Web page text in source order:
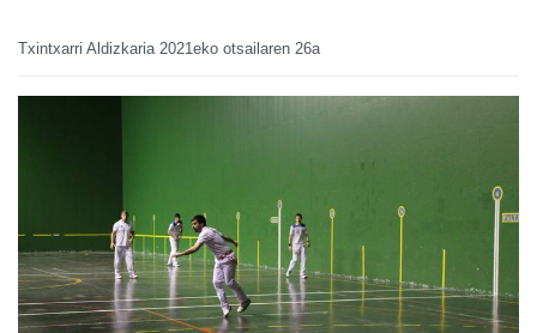
Txintxarri Aldizkaria 2021eko otsailaren 26a